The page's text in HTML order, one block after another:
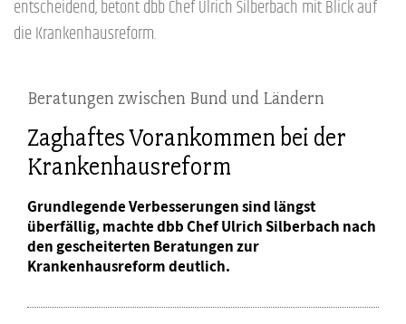
entscheidend, betont dbb Chef Ulrich Silberbach mit Blick auf
die Krankenhausreform.
Beratungen zwischen Bund und Ländern
Zaghaftes Vorankommen bei der
Krankenhausreform
Grundlegende Verbesserungen sind längst
überfällig, machte dbb Chef Ulrich Silberbach nach
den gescheiterten Beratungen zur
Krankenhausreform deutlich.